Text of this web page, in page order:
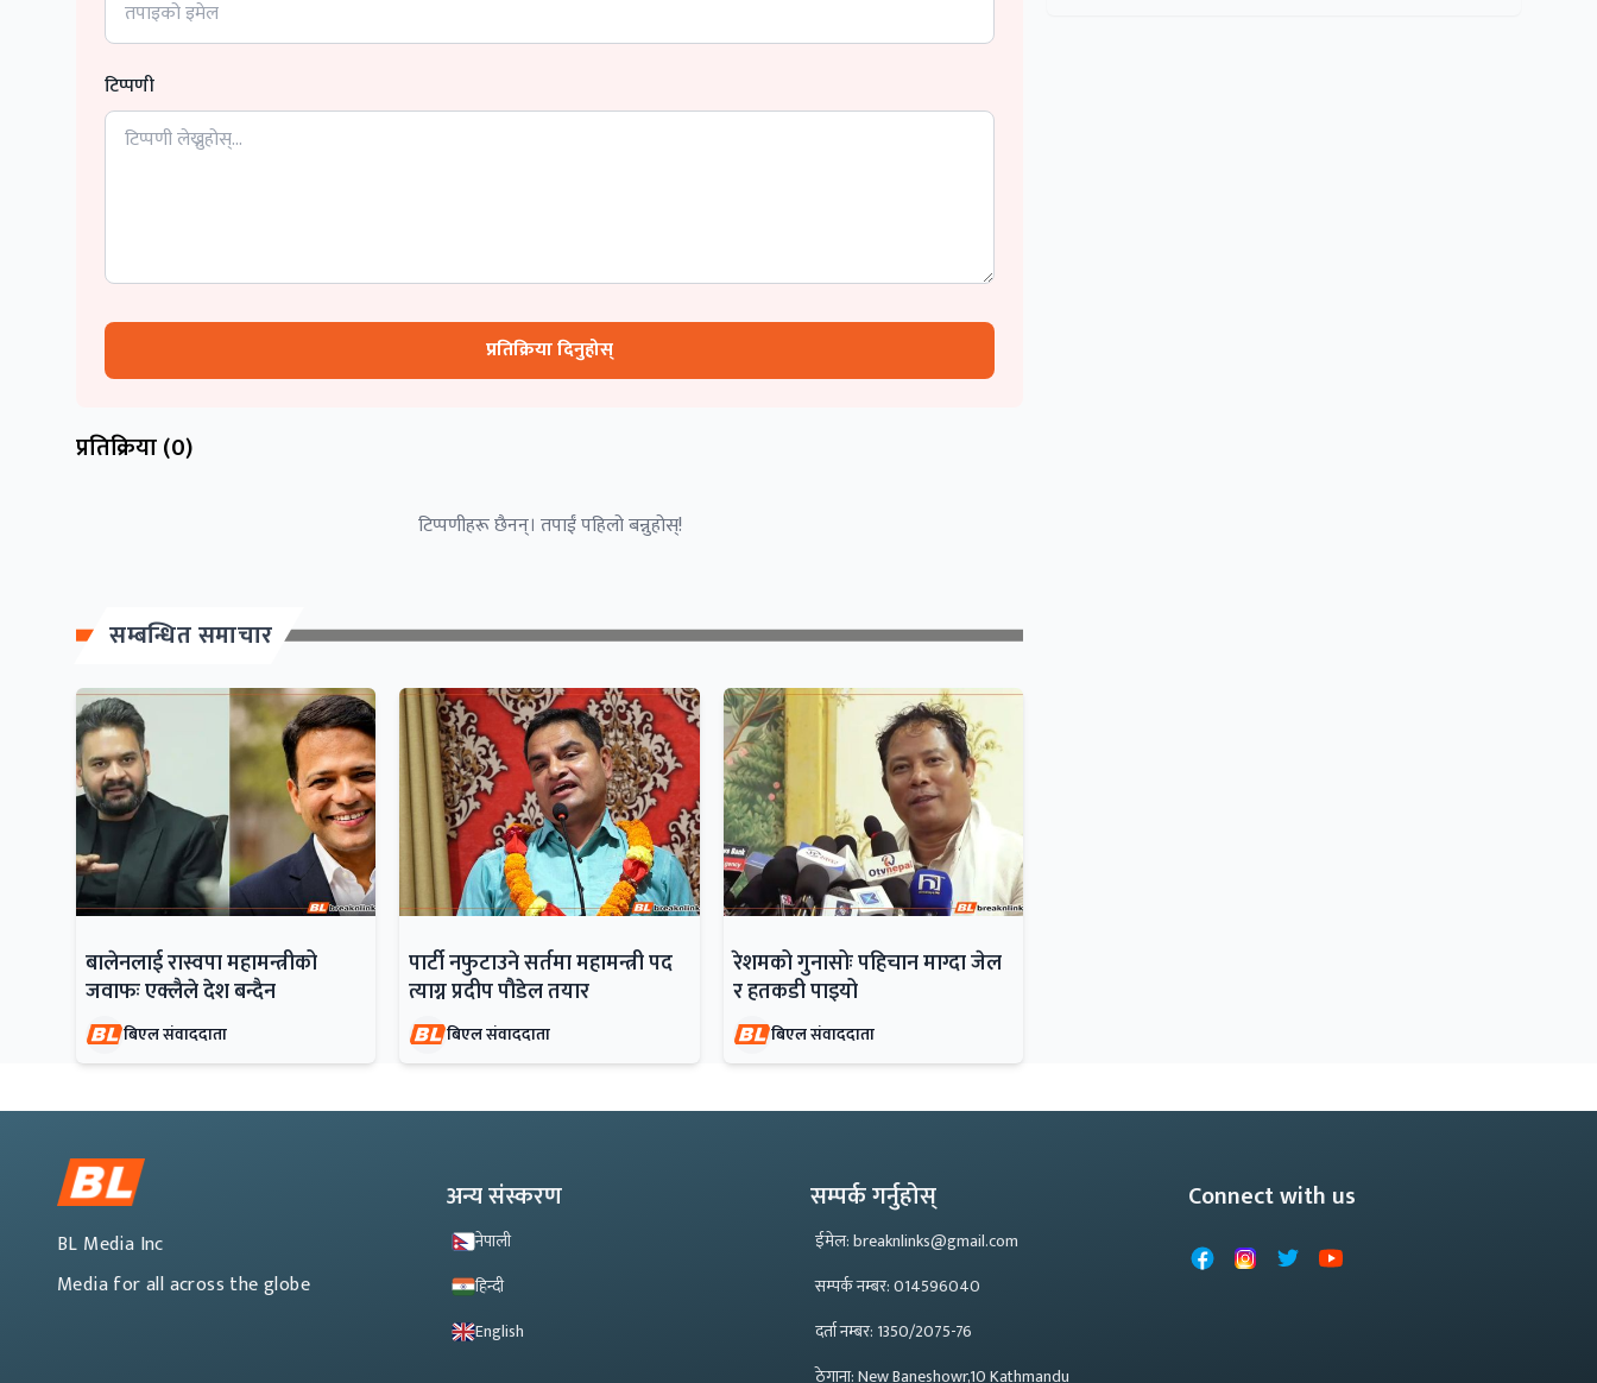
टिप्पणी
प्रतिक्रिया दिनुहोस्
प्रतिक्रिया (0)
टिप्पणीहरू छैनन्। तपाईं पहिलो बन्नुहोस्!
सम्बन्धित समाचार
बालेनलाई रास्वपा महामन्त्रीको
जवाफः एक्लैले देश बन्दैन
बिएल संवाददाता
पार्टी नफुटाउने सर्तमा महामन्त्री पद
त्याग्न प्रदीप पौडेल तयार
बिएल संवाददाता
रेशमको गुनासोः पहिचान माग्दा जेल
र हतकडी पाइयो
बिएल संवाददाता
BL Media Inc
Media for all across the globe
अन्य संस्करण
नेपाली
हिन्दी
English
सम्पर्क गर्नुहोस्
ईमेल: breaknlinks@gmail.com
सम्पर्क नम्बर: 014596040
दर्ता नम्बर: 1350/2075-76
ठेगाना: New Baneshowr,10 Kathmandu
Connect with us
FacebookInstagram
X YouTube